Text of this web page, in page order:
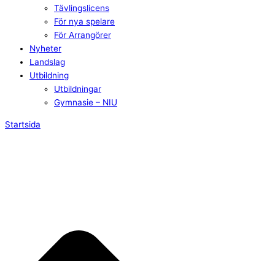
Tävlingslicens
För nya spelare
För Arrangörer
Nyheter
Landslag
Utbildning
Utbildningar
Gymnasie – NIU
Startsida